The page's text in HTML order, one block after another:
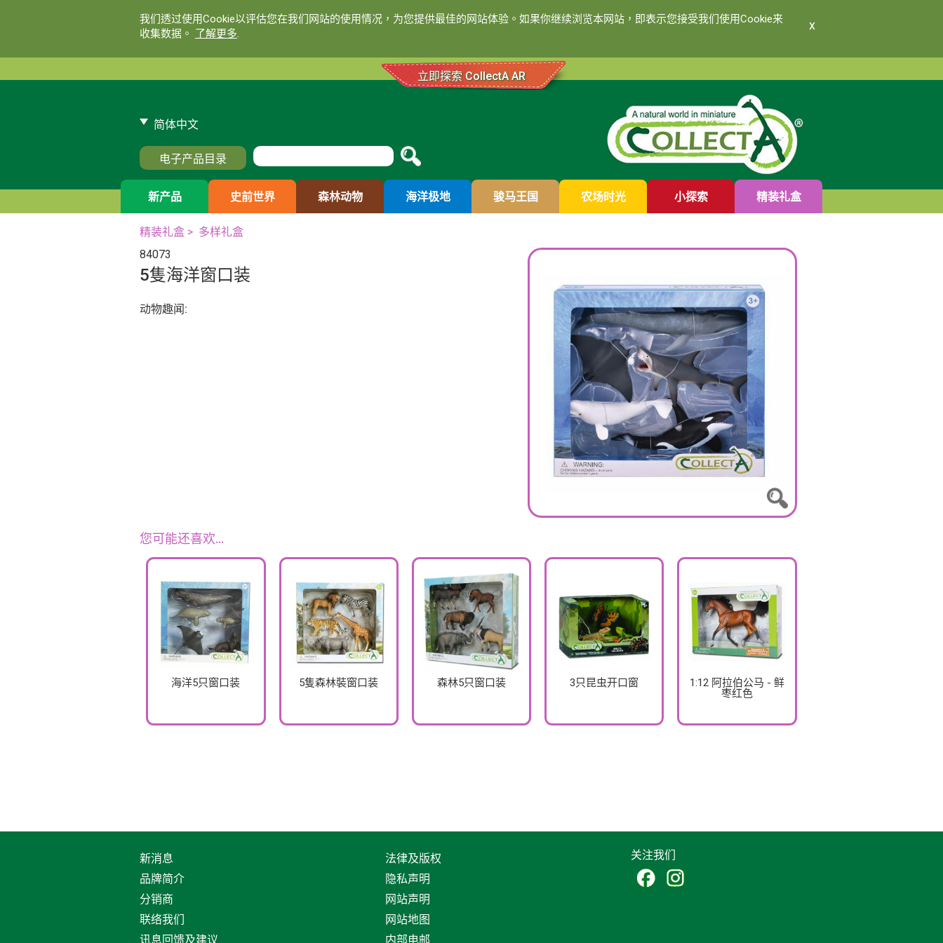
我们透过使用Cookie以评估您在我们网站的使用情况，为您提供最佳的网站体验。如果你继续浏览本网站，即表示您接受我们使用Cookie来
收集数据。 了解更多.
x
立即探索 CollectA AR
简体中文
电子产品目录
新产品 史前世界 森林动物 海洋极地 骏马王国 农场时光 小探索 精装礼盒
精装礼盒> 多样礼盒
84073
5隻海洋窗口装
动物趣闻:
您可能还喜欢…
海洋5只窗口装 5隻森林裝窗口装 森林5只窗口装 3只昆虫开口窗
1:12 阿拉伯公马 - 鲜
枣红色
新消息
品牌简介
分销商
联络我们
讯息回馈及建议
法律及版权
隐私声明
网站声明
网站地图
内部电邮
关注我们